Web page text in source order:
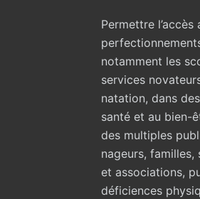
Permettre
notamment les
services
natation, dans
santé et au bien-
des multiples
nageurs,
et associations,
déficiences